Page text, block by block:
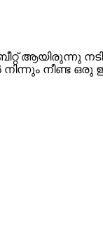
ആയിരുന്നു
നിന്നും നീണ്ട